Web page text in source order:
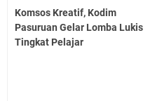
Komsos Kreatif, Kodim
Pasuruan Gelar Lomba Lukis
Tingkat Pelajar